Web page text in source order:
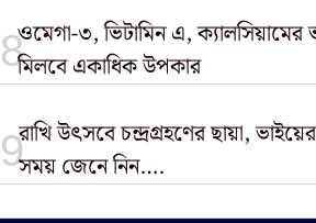
ওমেগা-৩, ভিটামিন এ, ক্যালসিয়ামের
মিলবে একাধিক উপকার
রাখি উৎসবে চন্দ্রগ্রহণের ছায়া,
সময় জেনে নিন….